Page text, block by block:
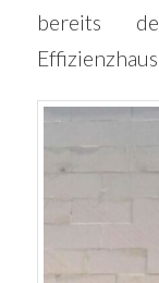
bereits